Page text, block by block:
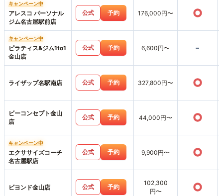
キャンペーン中
アレスコ パーソナル
ジム名古屋駅前店
公式 予約 176,000円〜 ○
キャンペーン中
ピラティス&ジム1to1
金山店
公式 予約 6,600円〜 -
ライザップ名駅南店 公式 予約 327,800円〜 ○
ビーコンセプト金山
店
公式 予約 44,000円〜 ○
キャンペーン中
エクササイズコーチ
名古屋駅店
公式 予約 9,900円〜 ○
ビヨンド金山店 公式 予約
102,300
円〜
○